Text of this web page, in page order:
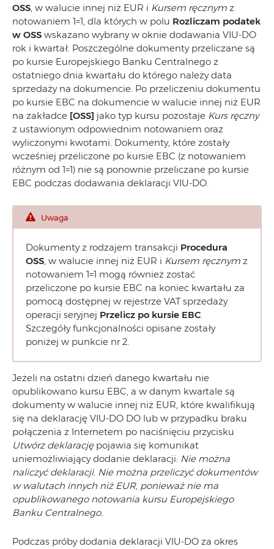
OSS, w walucie innej niż EUR i Kursem ręcznym z
notowaniem 1=1, dla których w polu Rozliczam podatek
w OSS wskazano wybrany w oknie dodawania VIU-DO
rok i kwartał. Poszczególne dokumenty przeliczane są
po kursie Europejskiego Banku Centralnego z
ostatniego dnia kwartału do którego należy data
sprzedaży na dokumencie. Po przeliczeniu dokumentu
po kursie EBC na dokumencie w walucie innej niż EUR
na zakładce [OSS] jako typ kursu pozostaje Kurs ręczny
z ustawionym odpowiednim notowaniem oraz
wyliczonymi kwotami. Dokumenty, które zostały
wcześniej przeliczone po kursie EBC (z notowaniem
różnym od 1=1) nie są ponownie przeliczane po kursie
EBC podczas dodawania deklaracji VIU-DO.
Uwaga
Dokumenty z rodzajem transakcji Procedura
OSS, w walucie innej niż EUR i Kursem ręcznym z
notowaniem 1=1 mogą również zostać
przeliczone po kursie EBC na koniec kwartału za
pomocą dostępnej w rejestrze VAT sprzedaży
operacji seryjnej Przelicz po kursie EBC.
Szczegóły funkcjonalności opisane zostały
poniżej w punkcie nr 2.
Jeżeli na ostatni dzień danego kwartału nie
opublikowano kursu EBC, a w danym kwartale są
dokumenty w walucie innej niż EUR, które kwalifikują
się na deklarację VIU-DO DO lub w przypadku braku
połączenia z Internetem po naciśnięciu przycisku
Utwórz deklaracjępojawia się komunikat
uniemożliwiający dodanie deklaracji: Nie można
naliczyć deklaracji. Nie można przeliczyć dokumentów
w walutach innych niż EUR, ponieważ nie ma
opublikowanego notowania kursu Europejskiego
Banku Centralnego.
Podczas próby dodania deklaracji VIU-DO za okres